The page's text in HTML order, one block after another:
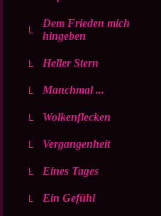
Dem Frieden mich
hingeben
Heller Stern
Manchmal ...
Wolkenflecken
Vergangenheit
Eines Tages
Ein Gefühl